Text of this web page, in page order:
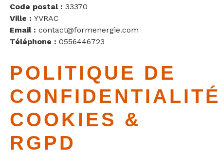
Code postal : 33370
Ville : YVRAC
Email : contact@formenergie.com
Téléphone : 0556446723
POLITIQUE DE
COOKIES &
RGPD